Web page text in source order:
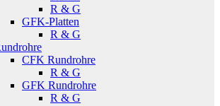
R & G
GFK-Platten
R & G
CFK Rundrohre
R & G
GFK Rundrohre
R & G